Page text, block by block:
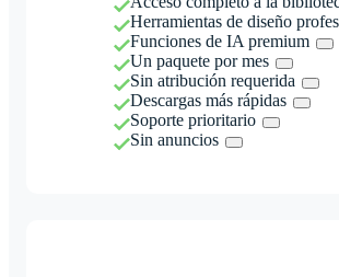
Herramientas de diseño
Funciones de IA premium
Un paquete por mes
Sin atribución requerida
Descargas más rápidas
Soporte prioritario
Sin anuncios